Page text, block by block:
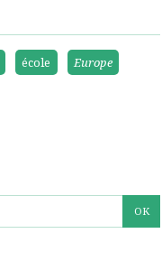
école
Europe